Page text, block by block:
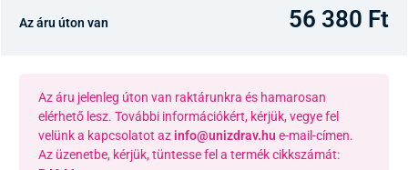
Az áru úton van 56 380 Ft
Az áru jelenleg úton van raktárunkra és hamarosan
elérhető lesz. További információkért, kérjük, vegye fel
velünk a kapcsolatot az info@unizdrav.hu e-mail-címen.
Az üzenetbe, kérjük, tüntesse fel a termék cikkszámát: